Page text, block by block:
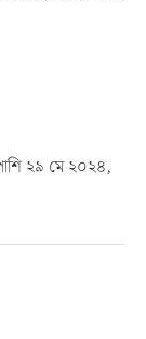
২৯ মে ২০২৪,